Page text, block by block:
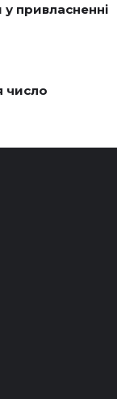
привласненні
число